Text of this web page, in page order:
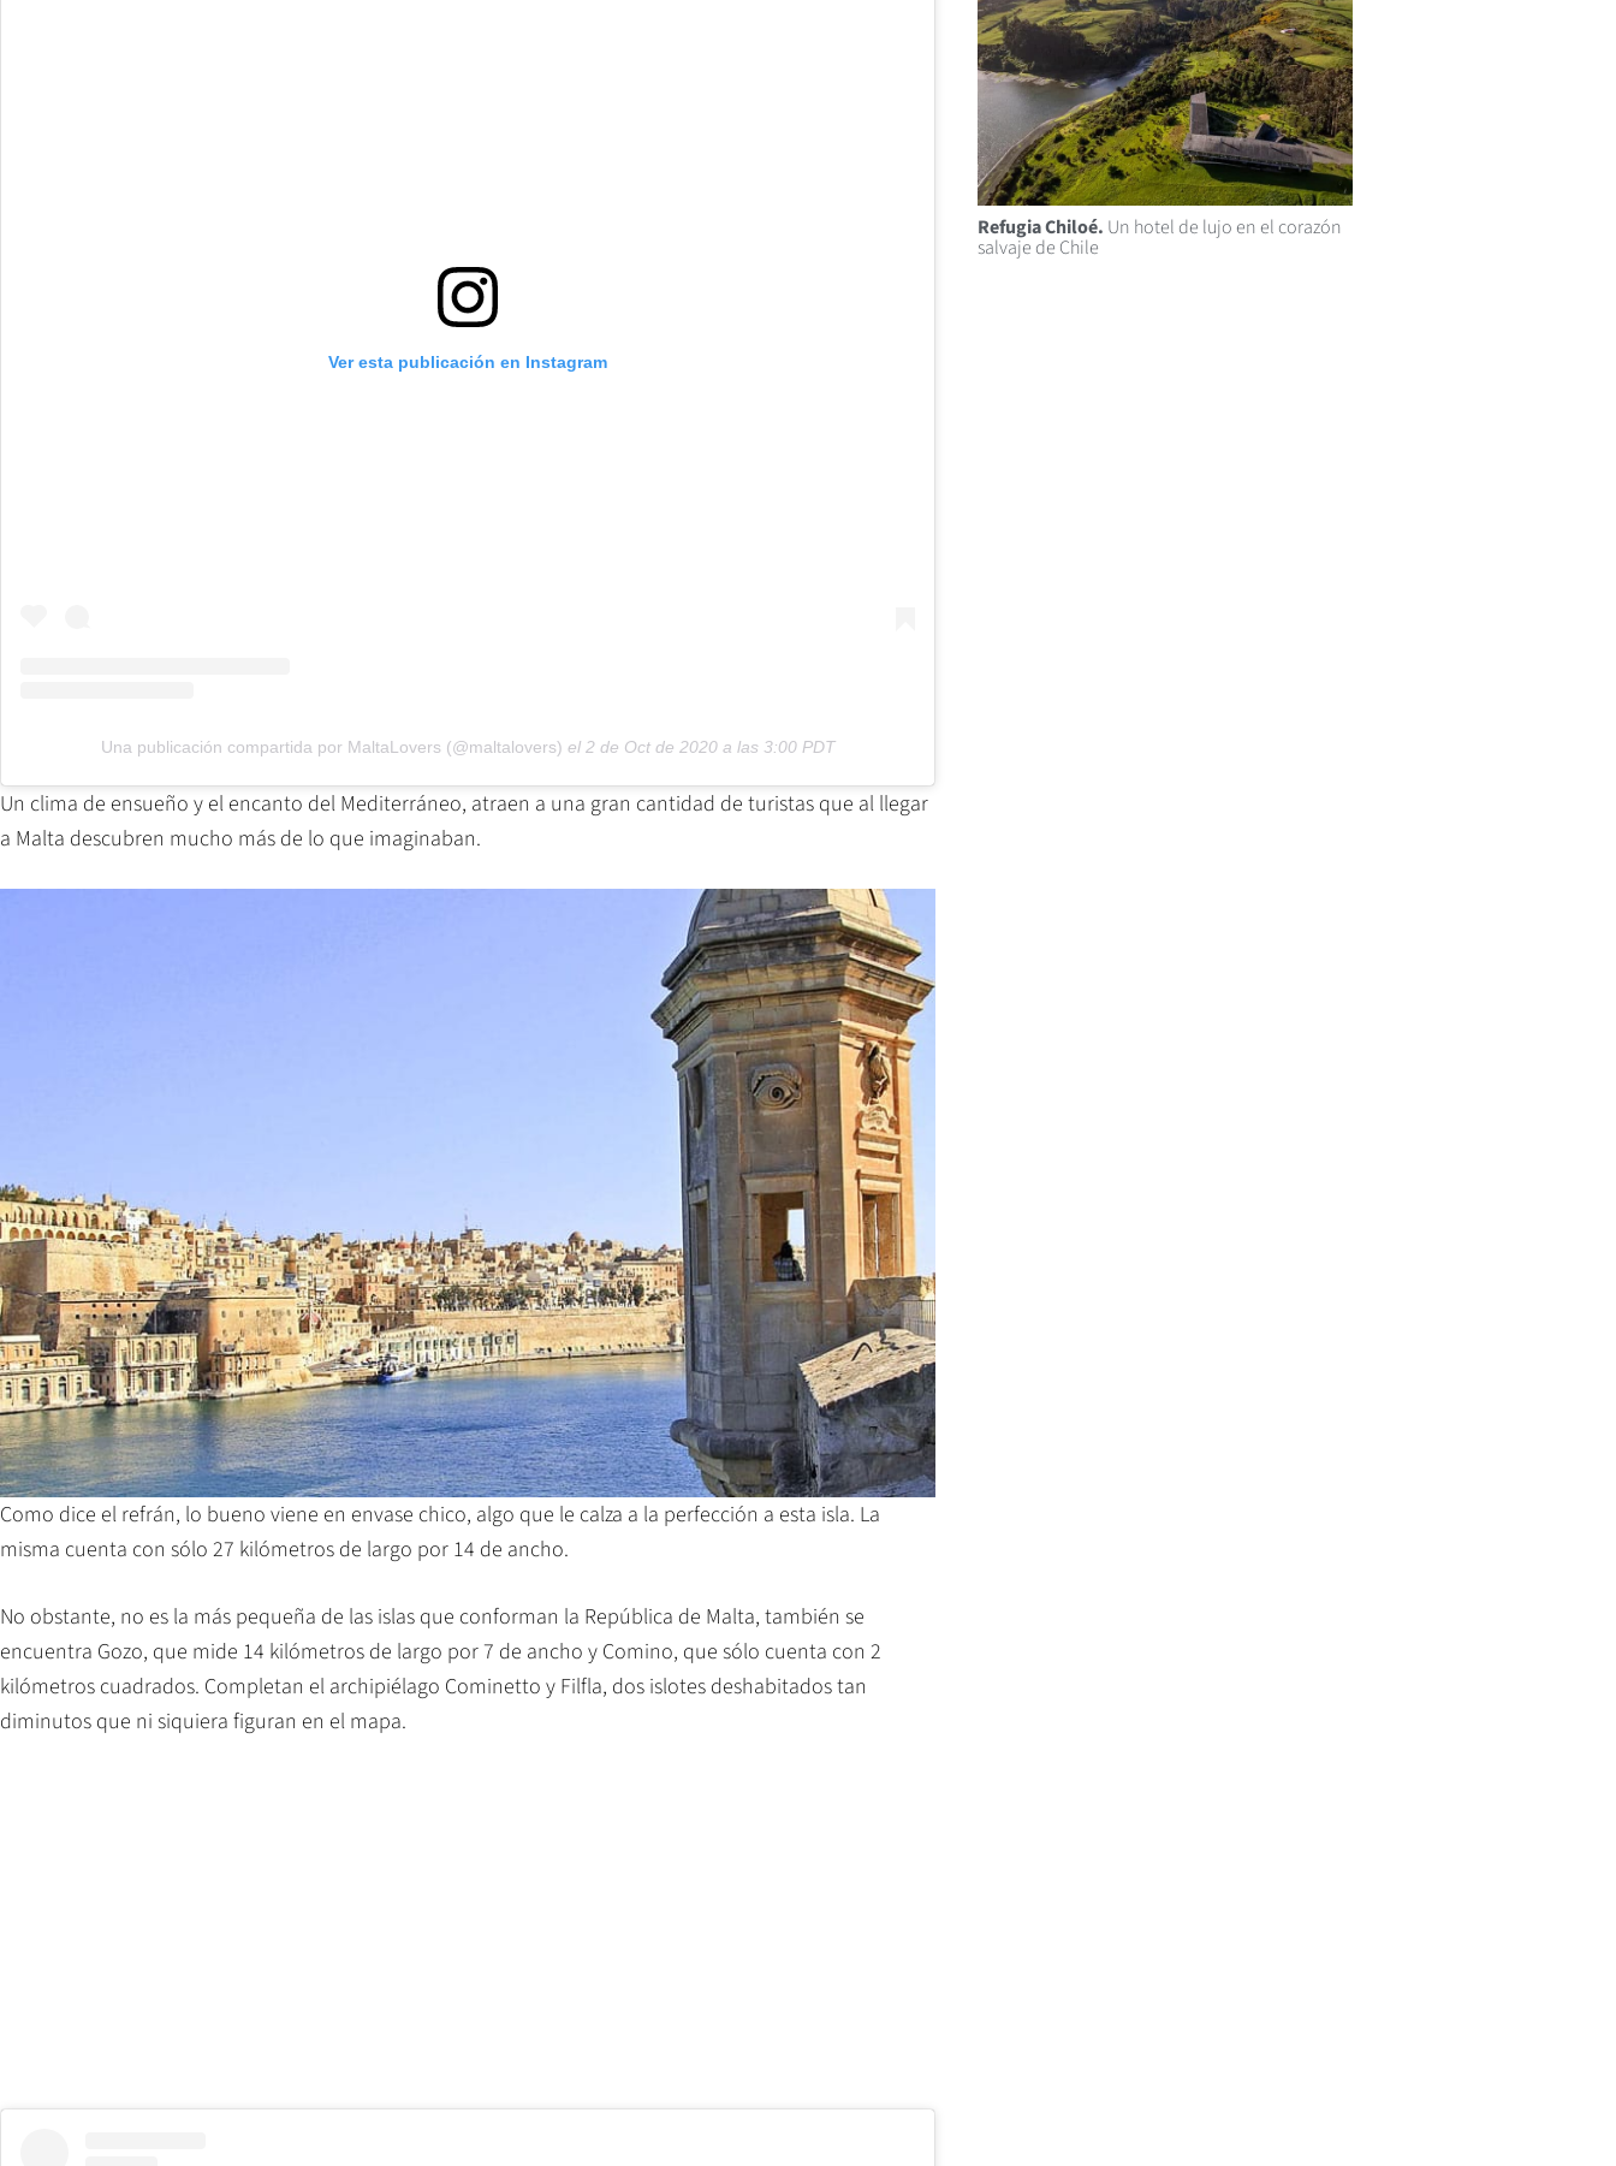
Ver esta publicación en Instagram
Una publicación compartida por MaltaLovers (@maltalovers) el 2 de Oct de 2020 a las 3:00 PDT
Un clima de ensueño y el encanto del Mediterráneo, atraen a una gran cantidad de turistas que al llegar
a Malta descubren mucho más de lo que imaginaban.
Como dice el refrán, lo bueno viene en envase chico, algo que le calza a la perfección a esta isla. La
misma cuenta con sólo 27 kilómetros de largo por 14 de ancho.
No obstante, no es la más pequeña de las islas que conforman la República de Malta, también se
encuentra Gozo, que mide 14 kilómetros de largo por 7 de ancho y Comino, que sólo cuenta con 2
kilómetros cuadrados. Completan el archipiélago Cominetto y Filfla, dos islotes deshabitados tan
diminutos que ni siquiera figuran en el mapa.
Refugia Chiloé. Un hotel de lujo en el corazón
salvaje de Chile